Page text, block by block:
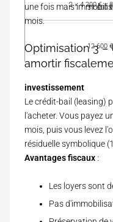
e
s
3
n
31 600 €
2 × 4 200 € =
12 600 €
une fois mais
mois.
Optimisation 3
amortir
investissement
Le crédit-bail (leasing)
l'acheter. Vous payez
mois, puis vous levez
résiduelle symbolique
Avantages fiscaux :
Les loyers sont
Pas